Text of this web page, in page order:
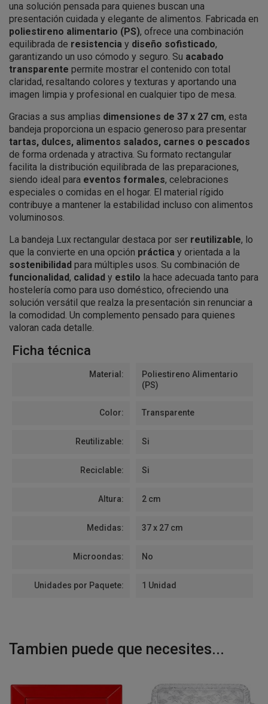
una solución pensada para quienes buscan una
presentación cuidada y elegante de alimentos. Fabricada en
poliestireno alimentario (PS), ofrece una combinación
equilibrada de resistencia y diseño sofisticado,
garantizando un uso cómodo y seguro. Su acabado
transparente permite mostrar el contenido con total
claridad, resaltando colores y texturas y aportando una
imagen limpia y profesional en cualquier tipo de mesa.
Gracias a sus amplias dimensiones de 37 x 27 cm, esta
bandeja proporciona un espacio generoso para presentar
tartas, dulces, alimentos salados, carnes o pescados
de forma ordenada y atractiva. Su formato rectangular
facilita la distribución equilibrada de las preparaciones,
siendo ideal para eventos formales, celebraciones
especiales o comidas en el hogar. El material rígido
contribuye a mantener la estabilidad incluso con alimentos
voluminosos.
La bandeja Lux rectangular destaca por ser reutilizable, lo
que la convierte en una opción práctica y orientada a la
sostenibilidad para múltiples usos. Su combinación de
funcionalidad, calidad y estilo la hace adecuada tanto para
hostelería como para uso doméstico, ofreciendo una
solución versátil que realza la presentación sin renunciar a
la comodidad. Un complemento pensado para quienes
valoran cada detalle.
Ficha técnica
Material:
Poliestireno Alimentario
(PS)
Color: Transparente
Reutilizable: Si
Reciclable: Si
Altura: 2 cm
Medidas: 37 x 27 cm
Microondas: No
Unidades por Paquete: 1 Unidad
Tambien puede que necesites...